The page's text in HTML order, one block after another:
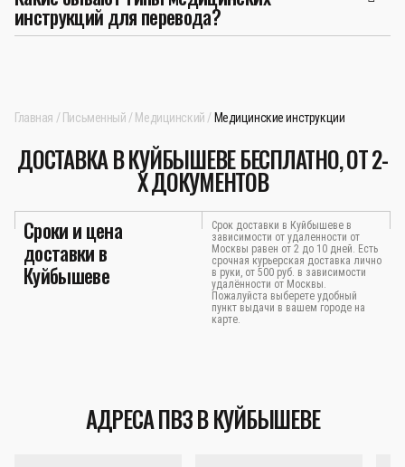
инструкций для перевода?
Главная Письменный Медицинский Медицинские инструкции
ДОСТАВКА В КУЙБЫШЕВЕ БЕСПЛАТНО, ОТ 2-
Х ДОКУМЕНТОВ
Сроки и цена
доставки в
Куйбышеве
Срок доставки в Куйбышеве в
зависимости от удаленности от
Москвы равен от 2 до 10 дней. Есть
срочная курьерская доставка лично
в руки, от 500 руб. в зависимости
удалённости от Москвы.
Пожалуйста выберете удобный
пункт выдачи в вашем городе на
карте.
АДРЕСА ПВЗ В КУЙБЫШЕВЕ